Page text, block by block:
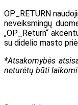
OP_RETURN
neveiksmingų
„OP_Return“
su didelio masto
*Atsakomybės
neturėtų būti